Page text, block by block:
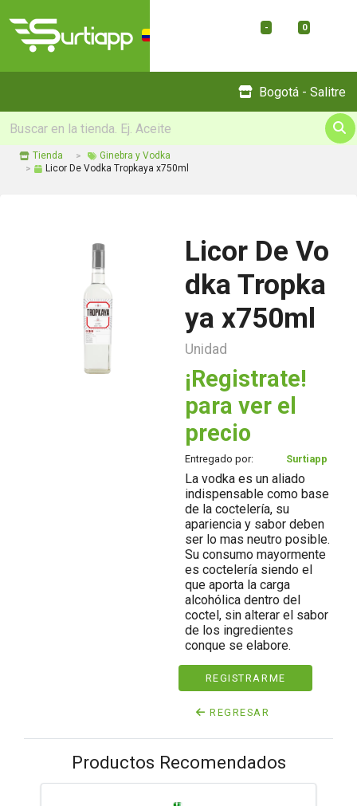
- 0
Bogotá - Salitre
Tienda
Ginebra y Vodka
Licor De Vodka Tropkaya x750ml
Licor De Vo
dka Tropka
ya x750ml
Unidad
¡Registrate!
para ver el
precio
Entregado por: Surtiapp
La vodka es un aliado
indispensable como base
de la coctelería, su
apariencia y sabor deben
ser lo mas neutro posible.
Su consumo mayormente
es coctelería siendo el
que aporta la carga
alcohólica dentro del
coctel, sin alterar el sabor
de los ingredientes
conque se elabore.
REGISTRARME
REGRESAR
Productos Recomendados